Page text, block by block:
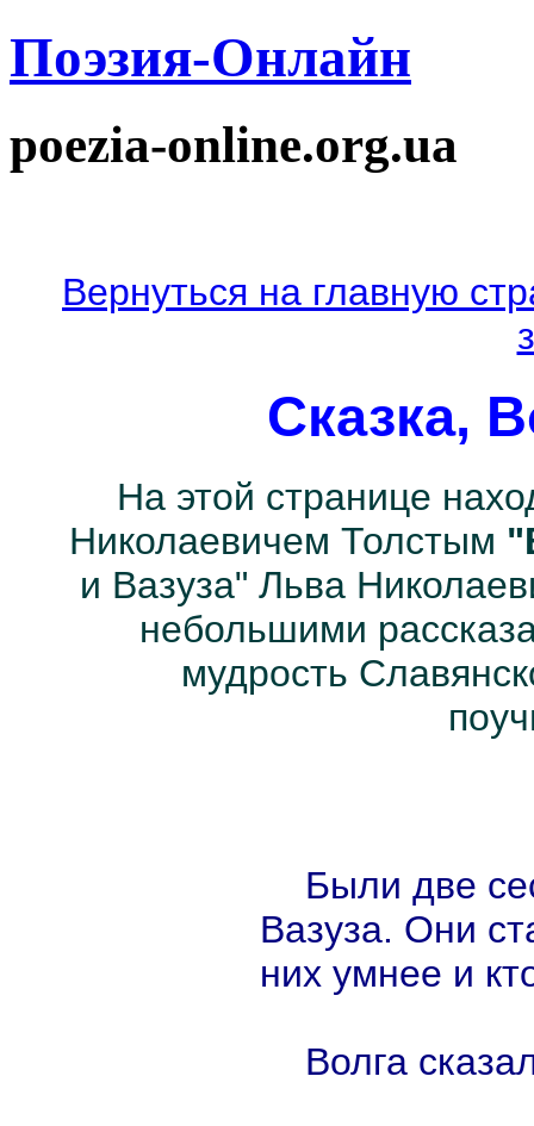
Поэзия-Онлайн
poezia-online.org.ua
Вернуться на главную
Сказка,
На этой странице
Николаевичем Толстым
и Вазуза" Льва
небольшими
мудрость
Были две
Вазуза. Они
них умнее и
Волга